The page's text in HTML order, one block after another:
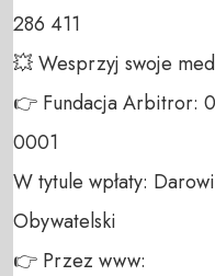
286 411
💥 Wesprzyj swoje
👉 Fundacja Arbitror:
0001
W tytule wpłaty:
Obywatelski
👉 Przez www: